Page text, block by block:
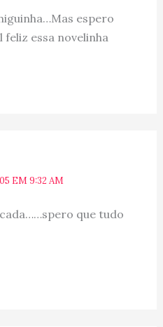
espero
essa novelinha
EM 9:32 AM
que tudo